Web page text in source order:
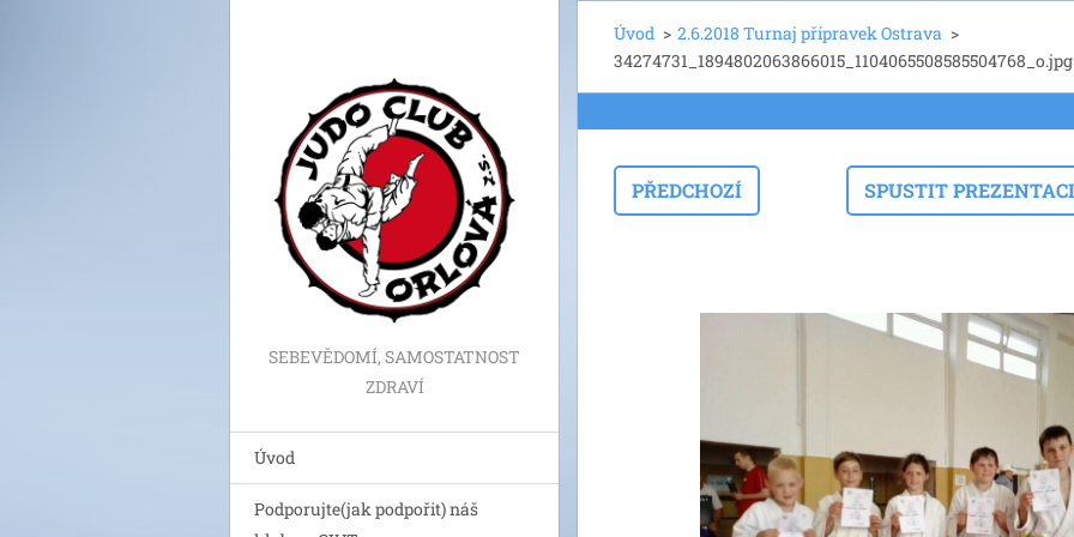
SEBEVĚDOMÍ, SAMOSTATNOST
ZDRAVÍ
Úvod
Podporujte(jak podpořit) náš
Úvod > 2.6.2018 Turnaj přípravek Ostrava >
34274731_1894802063866015_1104065508585504768_o.jpg
PŘEDCHOZÍ SPUSTIT